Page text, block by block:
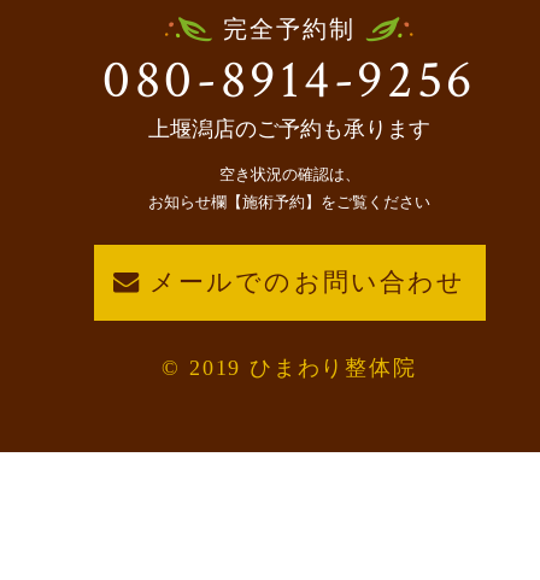
完全予約制
080-8914-9256
上堰潟店のご予約も承ります
空き状況の確認は、
お知らせ欄【施術予約】をご覧ください
メールでのお問い合わせ
© 2019 ひまわり整体院